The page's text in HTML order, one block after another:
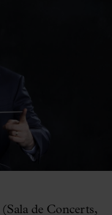
(Sala de Concerts,